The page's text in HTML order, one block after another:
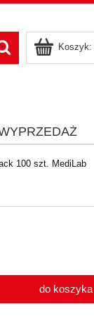
Koszyk:
100 szt. MediLab
do koszyka